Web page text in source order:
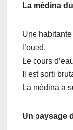
La médina
Une
l’oued.
Le cours
Il est sorti
La médina a
Un paysage